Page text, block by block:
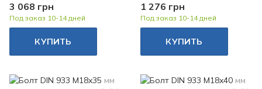
3 068 грн
Под заказ 10-14 дней
КУПИТЬ
1 276 грн
Под заказ 10-14 дней
КУПИТЬ